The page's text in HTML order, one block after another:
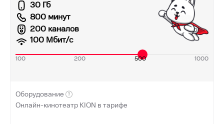
30 Гб
800 минут
200 каналов
100 Мбит/с
100 200 500 1000
Оборудование
Онлайн-кинотеатр KION в тарифе